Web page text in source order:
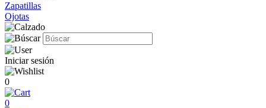
Zapatillas
Ojotas
Iniciar sesión
0
0